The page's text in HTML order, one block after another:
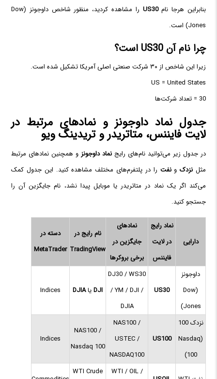
بنابراین هرجا نامUS30
را مشاهده کردید، منظور شاخص داوجونز (Dow
Jones) است.
چرا نام آن US30 است؟
زیرا این شاخص از ۳۰ شرکت صنعتی اصلی آمریکا تشکیل شده است.
US = United States
30 = تعداد شرکت‌ها
جدول نماد داوجونز و نمادهای مرتبط در
لایت فایننس، متاتریدر و تریدینگ ویو
در جدول زیر می‌توانید نام‌های رایج نماد داوجونز و همچنین نمادهای مرتبط
مثل نزدکونفت را در پلتفرم‌های مختلف مشاهده کنید. این جدول کمک
می‌کند اگر یک نماد در متاتریدر یا موبایل پیدا نشد، نام جایگزین آن را
جستجو کنید.
دارایی
نماد رایج
در لایت
فایننس
نمادهای
جایگزین در
برخی بروکرها
نام رایج در
TradingView
دسته در
MetaTrader
داوجونز
(Dow
Jones)
US30
DJ30 / WS30
/ YM / DJI /
DJIA
DJIیاDJIA
Indices
نزدک 100
(Nasdaq
100)
US100
NAS100 /
USTEC /
NASDAQ100
NAS100 /
Nasdaq 100
Indices
WTI / OIL /
WTI Crude